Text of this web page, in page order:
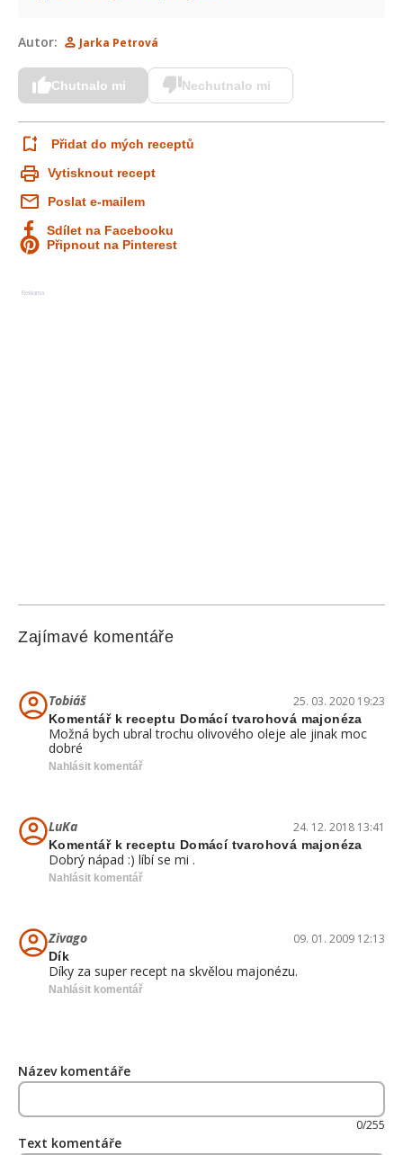
Autor: Jarka Petrová
Chutnalo mi Nechutnalo mi
Přidat do mých receptů
Vytisknout recept
Poslat e-mailem
Sdílet na Facebooku
Připnout na Pinterest
Reklama
Zajímavé komentáře
Tobiáš 25. 03. 2020 19:23
Komentář k receptu Domácí tvarohová majonéza
Možná bych ubral trochu olivového oleje ale jinak moc
dobré
Nahlásit komentář
LuKa 24. 12. 2018 13:41
Komentář k receptu Domácí tvarohová majonéza
Dobrý nápad :) líbí se mi .
Nahlásit komentář
Zivago 09. 01. 2009 12:13
Dík
Díky za super recept na skvělou majonézu.
Nahlásit komentář
Název komentáře
0/255
Text komentáře